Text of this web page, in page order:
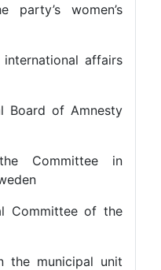
party’s women’s
affairs
Board of Amnesty
Committee in
Committee of the
the municipal unit